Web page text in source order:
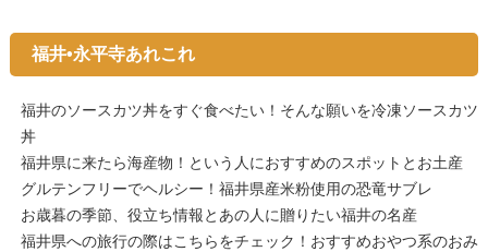
福井•永平寺あれこれ
福井のソースカツ丼をすぐ食べたい！そんな願いを冷凍ソースカツ
丼
福井県に来たら海産物！という人におすすめのスポットとお土産
グルテンフリーでヘルシー！福井県産米粉使用の恐竜サブレ
お歳暮の季節、役立ち情報とあの人に贈りたい福井の名産
福井県への旅行の際はこちらをチェック！おすすめおやつ系のおみ